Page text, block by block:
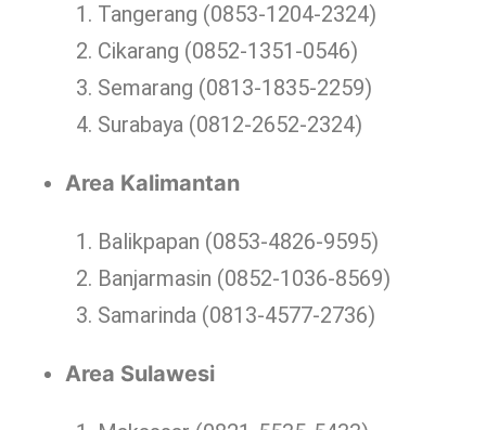
Tangerang (0853-1204-2324)
Cikarang (0852-1351-0546)
Semarang (0813-1835-2259)
Surabaya (0812-2652-2324)
Area Kalimantan
Balikpapan (0853-4826-9595)
Banjarmasin (0852-1036-8569)
Samarinda (0813-4577-2736)
Area Sulawesi